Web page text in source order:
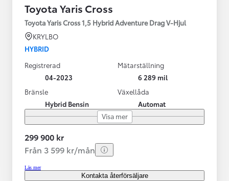
Toyota Yaris Cross
Toyota Yaris Cross 1,5 Hybrid Adventure Drag V-Hjul
KRYLBO
HYBRID
Registrerad
04-2023
Mätarställning
6 289 mil
Bränsle
Hybrid Bensin
Växellåda
Automat
Visa mer
299 900 kr
Från 3 599 kr/mån
Läs mer
Kontakta återförsäljare